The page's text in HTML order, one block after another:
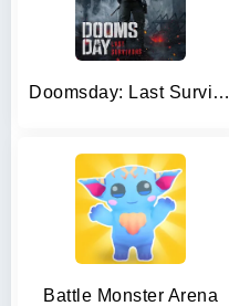
Doomsday: Last Survivors
Battle Monster Arena